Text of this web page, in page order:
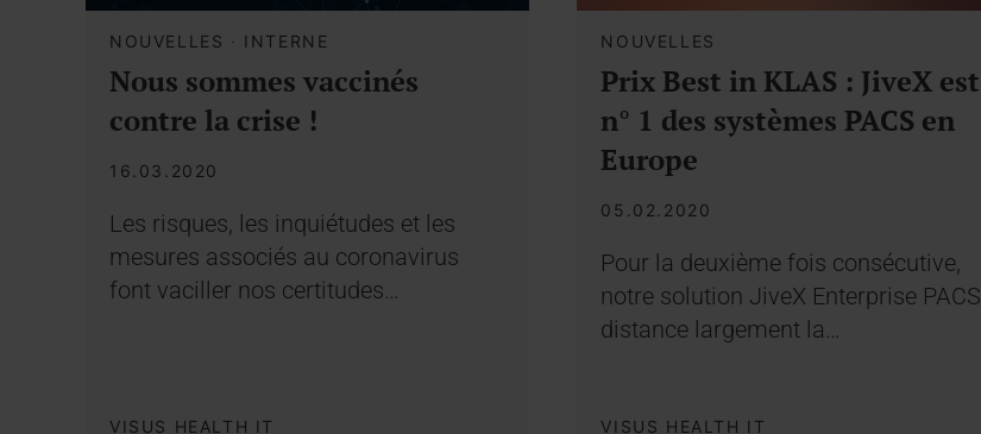
NOUVELLES · INTERNE
Nous sommes vaccinés
contre la crise !
16.03.2020
Les risques, les inquiétudes et les
mesures associés au coronavirus
font vaciller nos certitudes…
VISUS HEALTH IT
NOUVELLES
Prix Best in KLAS : JiveX est
n° 1 des systèmes PACS en
Europe
05.02.2020
Pour la deuxième fois consécutive,
notre solution JiveX Enterprise PACS
distance largement la…
VISUS HEALTH IT